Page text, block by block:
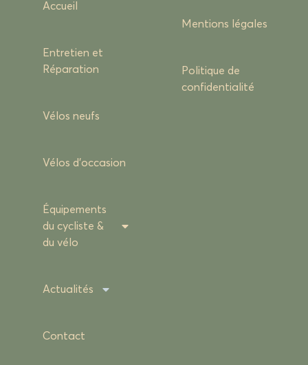
Accueil
Entretien et
Réparation
Vélos neufs
Vélos d’occasion
Équipements
du cycliste &
du vélo
Actualités
Contact
Mentions légales
Politique de
confidentialité